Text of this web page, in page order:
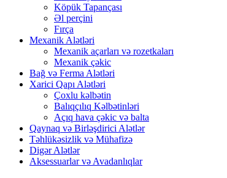
Köpük Tapançası
Əl perçini
Fırça
Mexanik Alətləri
Mexanik açarları və rozetkaları
Mexanik çəkic
Bağ və Ferma Alətləri
Xarici Qapı Alətləri
Çoxlu kəlbətin
Balıqçılıq Kəlbətinləri
Açıq hava çəkic və balta
Qaynaq və Birləşdirici Alətlər
Təhlükəsizlik və Mühafizə
Digər Alətlər
Aksessuarlar və Avadanlıqlar